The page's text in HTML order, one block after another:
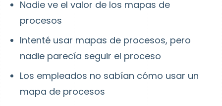
Nadie ve el valor de los mapas de
procesos
Intenté usar mapas de procesos, pero
nadie parecía seguir el proceso
Los empleados no sabían cómo usar un
mapa de procesos